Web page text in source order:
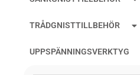
TRÅDGNISTTILLBEHÖR
UPPSPÄNNINGSVERKTYG